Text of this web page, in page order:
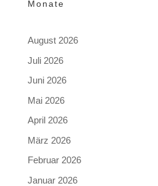
Monate
August 2026
Juli 2026
Juni 2026
Mai 2026
April 2026
März 2026
Februar 2026
Januar 2026